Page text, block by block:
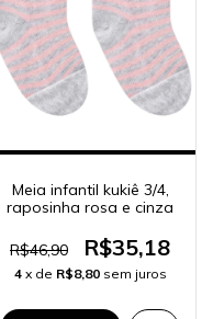
Meia infantil kukiê 3/4,
raposinha rosa e cinza
R$46,90 R$35,18
4 x de R$8,80 sem juros